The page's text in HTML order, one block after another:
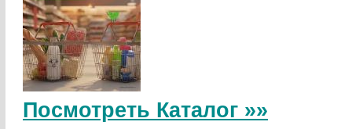
Посмотреть Каталог »»